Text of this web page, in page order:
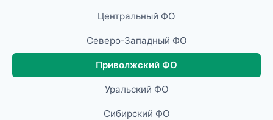
Центральный ФО
Северо-Западный ФО
Приволжский ФО
Уральский ФО
Сибирский ФО